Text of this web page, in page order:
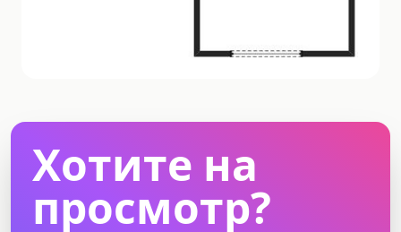
Хотите на
просмотр?